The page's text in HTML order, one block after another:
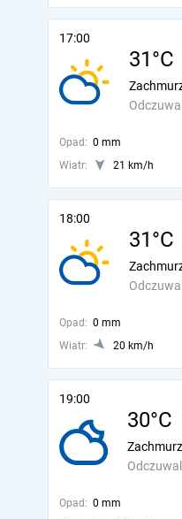
17:00
31°C
Opad: 0 mm
Wiatr:
21 km/h
18:00
31°C
Opad: 0 mm
Wiatr:
20 km/h
19:00
30°C
Opad: 0 mm